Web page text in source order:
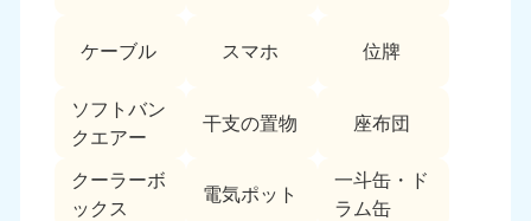
ケーブル スマホ 位牌
ソフトバン
クエアー
干支の置物 座布団
クーラーボ
ックス
電気ポット
一斗缶・ド
ラム缶
長崎県
050-1880-9891
鹿児島県
050-1880-9889
大分県
050-1880-9893
9:00〜19:00 年中無休
050-1880-9890
9:00〜19:00 年中無休